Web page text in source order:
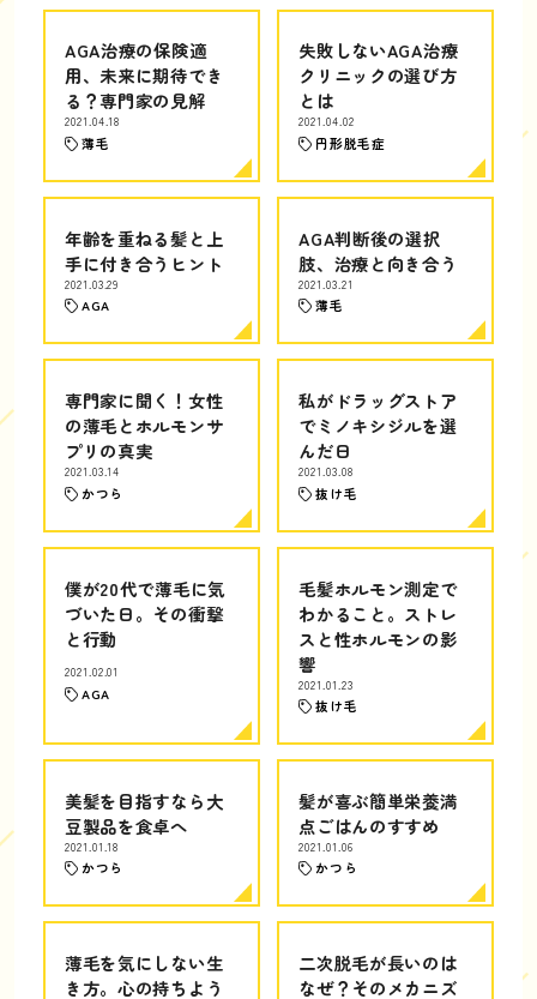
AGA治療の保険適
用、未来に期待でき
る？専門家の見解
2021.04.18
薄毛
失敗しないAGA治療
クリニックの選び方
とは
2021.04.02
円形脱毛症
年齢を重ねる髪と上
手に付き合うヒント
2021.03.29
AGA
AGA判断後の選択
肢、治療と向き合う
2021.03.21
薄毛
専門家に聞く！女性
の薄毛とホルモンサ
プリの真実
2021.03.14
かつら
私がドラッグストア
でミノキシジルを選
んだ日
2021.03.08
抜け毛
僕が20代で薄毛に気
づいた日。その衝撃
と行動
2021.02.01
AGA
毛髪ホルモン測定で
わかること。ストレ
スと性ホルモンの影
響
2021.01.23
抜け毛
美髪を目指すなら大
豆製品を食卓へ
2021.01.18
かつら
髪が喜ぶ簡単栄養満
点ごはんのすすめ
2021.01.06
かつら
薄毛を気にしない生
き方。心の持ちよう
二次脱毛が長いのは
なぜ？そのメカニズ